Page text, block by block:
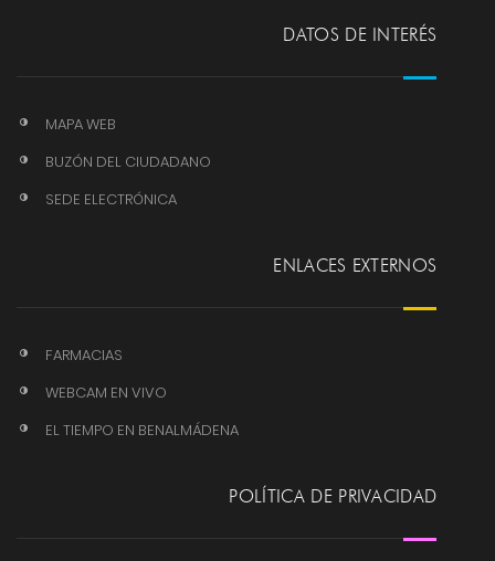
DATOS DE INTERÉS
MAPA WEB
BUZÓN DEL CIUDADANO
SEDE ELECTRÓNICA
ENLACES EXTERNOS
FARMACIAS
WEBCAM EN VIVO
EL TIEMPO EN BENALMÁDENA
POLÍTICA DE PRIVACIDAD